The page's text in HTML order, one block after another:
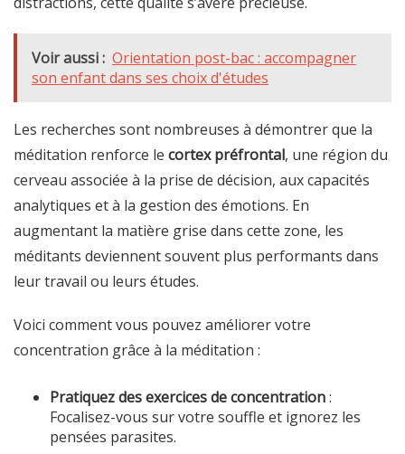
Voir aussi : Orientation post-bac : accompagner
son enfant dans ses choix d'études
Les recherches sont nombreuses à démontrer que la
méditation renforce le cortex préfrontal, une région du
cerveau associée à la prise de décision, aux capacités
analytiques et à la gestion des émotions. En
augmentant la matière grise dans cette zone, les
méditants deviennent souvent plus performants dans
leur travail ou leurs études.
Voici comment vous pouvez améliorer votre
concentration grâce à la méditation :
Pratiquez des exercices de concentration:
Focalisez-vous sur votre souffle et ignorez les
pensées parasites.